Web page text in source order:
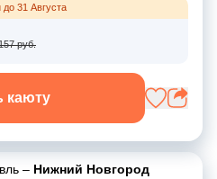
31 Августа
руб.
каюту
– Нижний Новгород